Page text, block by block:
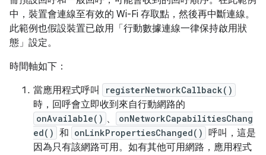
中，裝置會連線至有效的 Wi-Fi 存取點，然後再中斷連線。
此範例也假設裝置已啟用「行動數據連線一律保持啟用狀
態」 設定。
時間軸如下：
當應用程式呼叫
registerNetworkCallback()
時，回呼會立即收到來自行動網路的
onAvailable() 、
onNetworkCapabilitiesChang
ed() 和 onLinkPropertiesChanged() 呼叫，這是
因為只有該網路可用。如有其他可用網路，應用程式